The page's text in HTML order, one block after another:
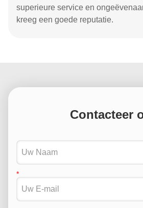
superieure service en
kreeg een goede reputatie.
Contacteer